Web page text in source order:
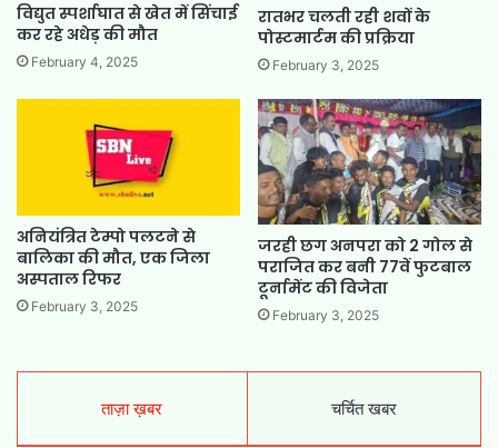
विद्युत स्पर्शाघात से खेत में सिंचाई
कर रहे अधेड़ की मौत
February 4, 2025
रातभर चलती रही शवों के
पोस्टमार्टम की प्रक्रिया
February 3, 2025
अनियंत्रित टेम्पो पलटने से
बालिका की मौत, एक जिला
अस्पताल रिफर
February 3, 2025
जरही छग अनपरा को 2 गोल से
पराजित कर बनी 77वें फुटबाल
टूर्नामेंट की विजेता
February 3, 2025
ताज़ा ख़बर चर्चित खबर